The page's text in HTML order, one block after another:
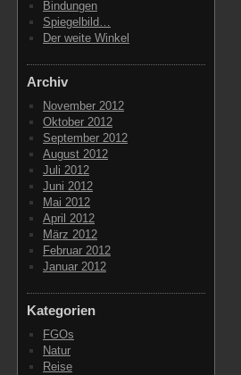
Bindungen
Spiegelbild…
Der weite Winkel
Archiv
November 2012
Oktober 2012
September 2012
August 2012
Juli 2012
Juni 2012
Mai 2012
April 2012
März 2012
Februar 2012
Januar 2012
Kategorien
FGOs
Natur
Reise